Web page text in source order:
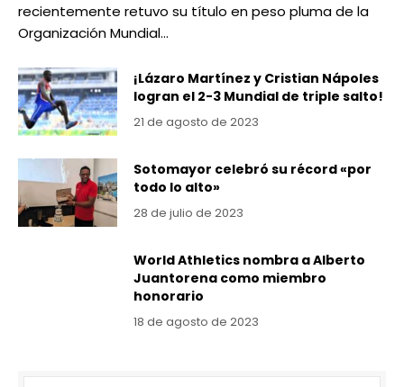
recientemente retuvo su título en peso pluma de la
Organización Mundial…
¡Lázaro Martínez y Cristian Nápoles
logran el 2-3 Mundial de triple salto!
21 de agosto de 2023
Sotomayor celebró su récord «por
todo lo alto»
28 de julio de 2023
World Athletics nombra a Alberto
Juantorena como miembro
honorario
18 de agosto de 2023